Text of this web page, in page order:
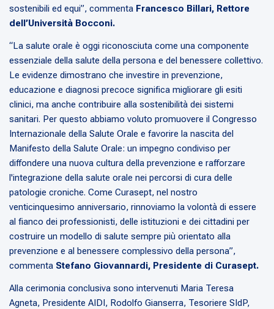
sostenibili ed equi”, commenta Francesco Billari, Rettore
dell’Università Bocconi.
“La salute orale è oggi riconosciuta come una componente
essenziale della salute della persona e del benessere collettivo.
Le evidenze dimostrano che investire in prevenzione,
educazione e diagnosi precoce significa migliorare gli esiti
clinici, ma anche contribuire alla sostenibilità dei sistemi
sanitari. Per questo abbiamo voluto promuovere il Congresso
Internazionale della Salute Orale e favorire la nascita del
Manifesto della Salute Orale: un impegno condiviso per
diffondere una nuova cultura della prevenzione e rafforzare
l'integrazione della salute orale nei percorsi di cura delle
patologie croniche. Come Curasept, nel nostro
venticinquesimo anniversario, rinnoviamo la volontà di essere
al fianco dei professionisti, delle istituzioni e dei cittadini per
costruire un modello di salute sempre più orientato alla
prevenzione e al benessere complessivo della persona”,
commenta Stefano Giovannardi, Presidente di Curasept.
Alla cerimonia conclusiva sono intervenuti Maria Teresa
Agneta, Presidente AIDI, Rodolfo Gianserra, Tesoriere SIdP,